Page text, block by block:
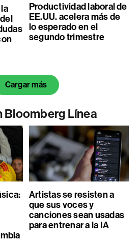
Productividad laboral de
EE.UU. acelera más de
lo esperado en el
segundo trimestre
Cargar más
Bloomberg Línea
Artistas se resisten a
que sus voces y
canciones sean usadas
para entrenar a la IA